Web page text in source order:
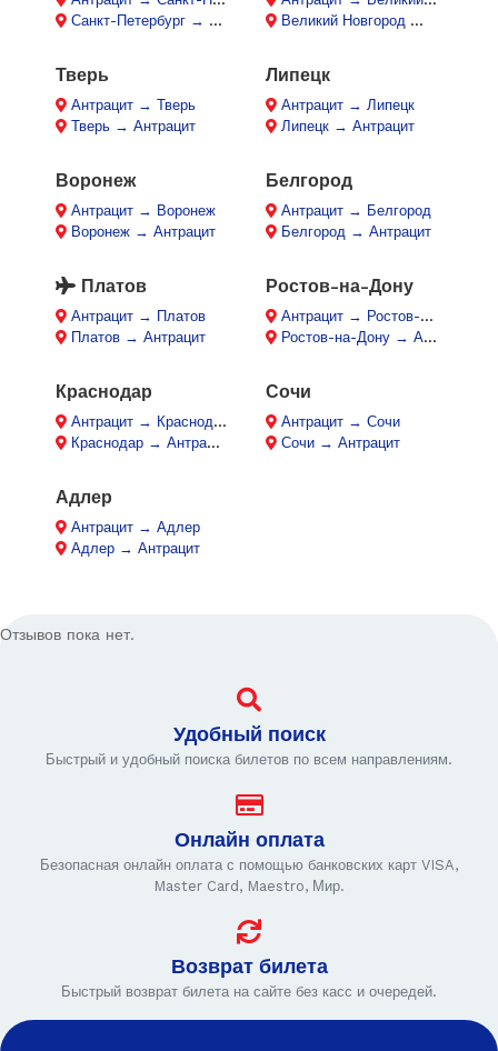
Санкт-Петербург → Антрацит
Великий Новгород → Антрацит
Тверь
Антрацит → Тверь
Тверь → Антрацит
Липецк
Антрацит → Липецк
Липецк → Антрацит
Воронеж
Антрацит → Воронеж
Воронеж → Антрацит
Белгород
Антрацит → Белгород
Белгород → Антрацит
Платов
Антрацит → Платов
Платов → Антрацит
Ростов-на-Дону
Антрацит → Ростов-на-Дону
Ростов-на-Дону → Антрацит
Краснодар
Антрацит → Краснодар
Краснодар → Антрацит
Сочи
Антрацит → Сочи
Сочи → Антрацит
Адлер
Антрацит → Адлер
Адлер → Антрацит
Отзывов пока нет.
Удобный поиск
Быстрый и удобный поиска билетов по всем направлениям.
Онлайн оплата
Безопасная онлайн оплата с помощью банковских карт VISA,
Master Card, Maestro, Мир.
Возврат билета
Быстрый возврат билета на сайте без касс и очередей.